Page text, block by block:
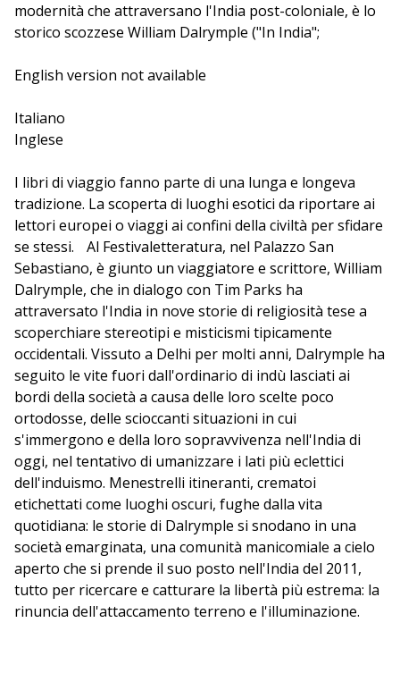
modernità che attraversano l'India post-coloniale, è lo
storico scozzese William Dalrymple ("In India";
pubblico e critica come uno dei più acuti interpreti di
L'onere (e il piacere) di intervistarlo spetterà al
saggista e romanziere Tim Parks.
English version not available
Italiano
Inglese
I libri di viaggio fanno parte di una lunga e longeva
tradizione. La scoperta di luoghi esotici da riportare ai
lettori europei o viaggi ai confini della civiltà per sfidare
se stessi. Al Festivaletteratura, nel Palazzo San
Sebastiano, è giunto un viaggiatore e scrittore, William
Dalrymple, che in dialogo con Tim Parks ha
attraversato l'India in nove storie di religiosità tese a
scoperchiare stereotipi e misticismi tipicamente
occidentali. Vissuto a Delhi per molti anni, Dalrymple ha
seguito le vite fuori dall'ordinario di indù lasciati ai
bordi della società a causa delle loro scelte poco
ortodosse, delle scioccanti situazioni in cui
s'immergono e della loro sopravvivenza nell'India di
oggi, nel tentativo di umanizzare i lati più eclettici
dell'induismo. Menestrelli itineranti, crematoi
etichettati come luoghi oscuri, fughe dalla vita
quotidiana: le storie di Dalrymple si snodano in una
società emarginata, una comunità manicomiale a cielo
aperto che si prende il suo posto nell'India del 2011,
tutto per ricercare e catturare la libertà più estrema: la
rinuncia dell'attaccamento terreno e l'illuminazione.